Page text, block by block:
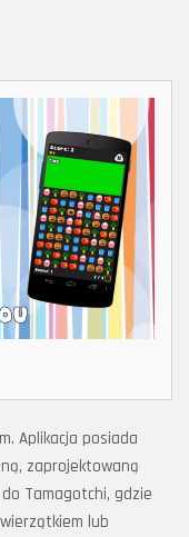
Aplikacja posiada
zaprojektowaną
Tamagotchi, gdzie
lub